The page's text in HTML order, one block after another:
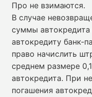
Про не взимаются.
В случае
суммы
автокредиту банк-
право начислить
среднем размере
автокредита. При
погашения